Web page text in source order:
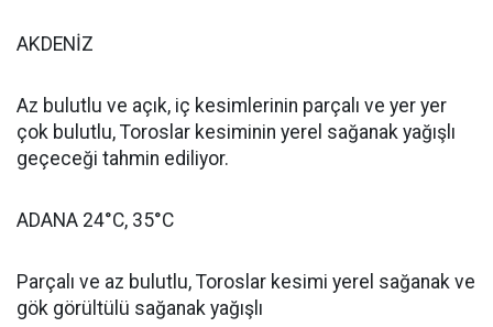
AKDENİZ
Az bulutlu ve açık, iç kesimlerinin parçalı ve yer yer
çok bulutlu, Toroslar kesiminin yerel sağanak yağışlı
geçeceği tahmin ediliyor.
ADANA 24°C, 35°C
Parçalı ve az bulutlu, Toroslar kesimi yerel sağanak ve
gök görültülü sağanak yağışlı